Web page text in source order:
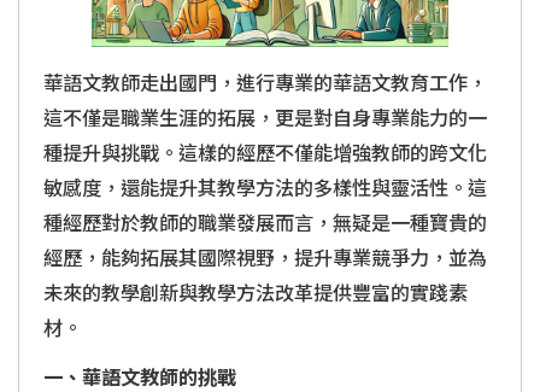
華語文教師走出國門，進行專業的華語文教育工作，
這不僅是職業生涯的拓展，更是對自身專業能力的一
種提升與挑戰。這樣的經歷不僅能增強教師的跨文化
敏感度，還能提升其教學方法的多樣性與靈活性。這
種經歷對於教師的職業發展而言，無疑是一種寶貴的
經歷，能夠拓展其國際視野，提升專業競爭力，並為
未來的教學創新與教學方法改革提供豐富的實踐素
材。
一、華語文教師的挑戰